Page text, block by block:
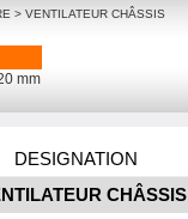
> VENTILATEUR CHÂSSIS
mm
DESIGNATION
CHÂSSIS